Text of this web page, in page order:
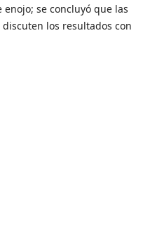
se concluyó que las
los resultados con